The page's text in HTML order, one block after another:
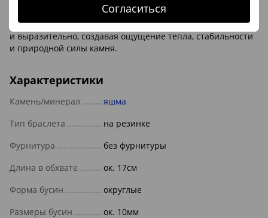
Согласиться
подчёркивающим плотную, монолитную структуру яшмы и
глубину её окраски. В целом браслет выглядит гармонично
и выразительно, создавая ощущение тепла, стабильности
и природной силы камня.
Характеристики
Камень/минерал
яшма
Тип браслета
на резинке
Фурнитура
без фурнитуры
Длина в обхвате
ок. 17см
Форма бусин
округлые
Размеры бусин
ок. 10мм